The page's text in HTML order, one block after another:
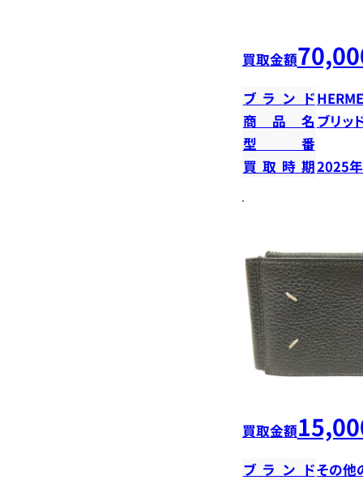
買取金額
ブランド
商品名 ブリッ
型番
買取時期2025
買取金額
ブランドその他